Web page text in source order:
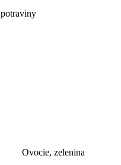
Ovocie, zelenina